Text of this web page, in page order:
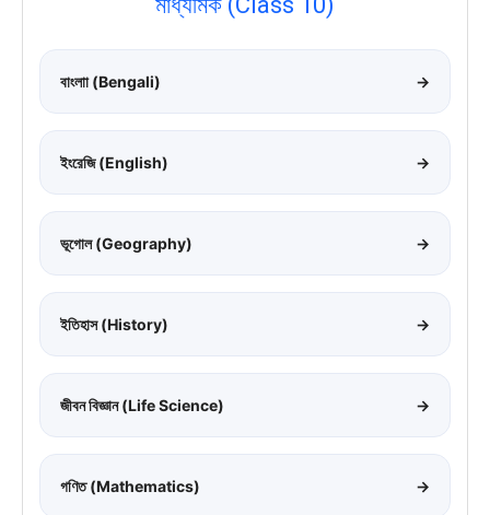
বাংলাা (Bengali) →
ইংরেজি (English) →
ভূগোল (Geography) →
ইতিহাস (History) →
জীবন বিজ্ঞান (Life Science) →
গণিত (Mathematics) →